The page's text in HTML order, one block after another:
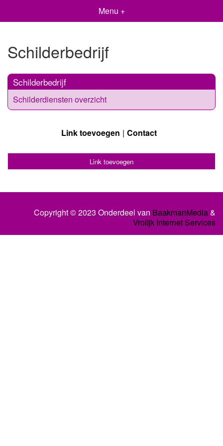
Menu +
Schilderbedrijf
Schilderbedrijf
Schilderdiensten overzicht
Link toevoegen Contact
Link toevoegen
Copyright © 2023 Onderdeel van BaakmanMedia&
Vrolijk Internet Services